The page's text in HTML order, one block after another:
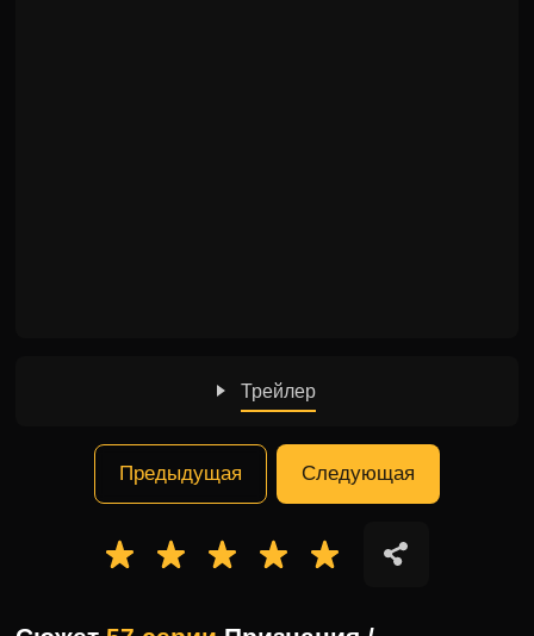
Трейлер
Предыдущая Следующая